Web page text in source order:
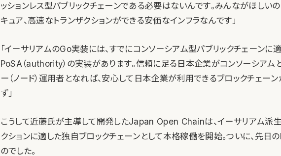
ッションレス型パブリックチェーンである必要はないんです。みんながほしい
キュア、高速なトランザクションができる安価なインフラなんです」
「イーサリアムのGo実装には、すでにコンソーシアム型パブリックチェーンに
PoSA（authority）の実装があります。信頼に足る日本企業がコンソーシアム
ー（ノード）運用者となれば、安心して日本企業が利用できるブロックチェー
ず」
こうして近藤氏が主導して開発したJapan Open Chainは、イーサリアム派
クションに適した独自ブロックチェーンとして本格稼働を開始。ついに、先日
のでした。